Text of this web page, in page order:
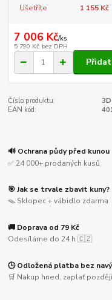
Ušetříte 1 155 Kč
7 006 Kč/ks
5 790 Kč bez DPH
Číslo produktu:
EAN kód:
🔊 Ochrana půdy před kunou
✅ 24 000+ prodaných kusů
🎯 Jak se trvale zbavit kuny?
🪤 Sklopec + vábidlo zdarma
🚚 Doprava od 79 Kč
Odesíláme do 24 h 🇨🇿
🕒 Odložená platba bez
🛒 Nakup hned, zaplať později